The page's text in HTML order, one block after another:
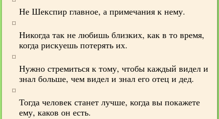
Не Шекспир главное, а примечания к нему.
Никогда так не любишь близких, как в то время,
когда рискуешь потерять их.
Нужно стремиться к тому, чтобы каждый видел и
знал больше, чем видел и знал его отец и дед.
Тогда человек станет лучше, когда вы покажете
ему, каков он есть.